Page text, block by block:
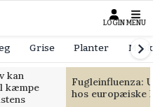
LOGIN MENU
Grise Planter
kan
kæmpe
Fugleinfluenza:
hos europæiske